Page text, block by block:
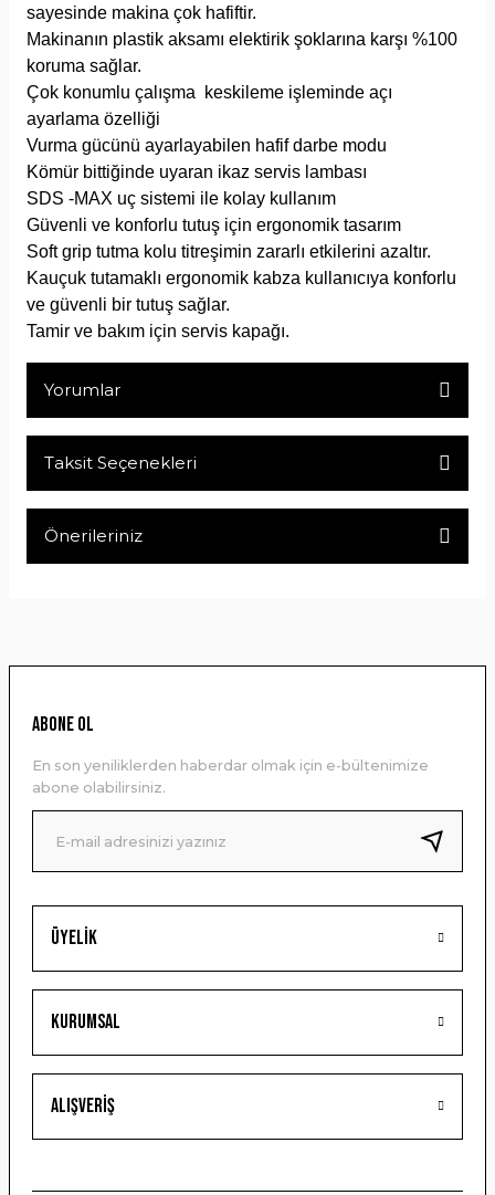
sayesinde makina çok hafiftir.
Makinanın plastik aksamı elektirik şoklarına karşı %100
koruma sağlar.
Çok konumlu çalışma keskileme işleminde açı
ayarlama özelliği
Vurma gücünü ayarlayabilen hafif darbe modu
Kömür bittiğinde uyaran ikaz servis lambası
SDS -MAX uç sistemi ile kolay kullanım
Güvenli ve konforlu tutuş için ergonomik tasarım
Soft grip tutma kolu titreşimin zararlı etkilerini azaltır.
Kauçuk tutamaklı ergonomik kabza kullanıcıya konforlu
ve güvenli bir tutuş sağlar.
Tamir ve bakım için servis kapağı.
Yorumlar
Taksit Seçenekleri
Önerileriniz
Ürün resmi kalitesiz, bozuk veya görüntülenemiyor.
Ürün bilgilerinde hatalar bulunuyor.
Ürün fiyatı diğer sitelerden daha pahalı.
Bu ürüne benzer farklı alternatifler olmalı.
Gönder
Üyelik
Kurumsal
Alışveriş
ABONE OL
En son yeniliklerden haberdar olmak için e-bültenimize
abone olabilirsiniz.